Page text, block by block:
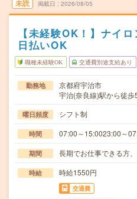
未読 掲載日 2026/08/05
【未経験OK！】ナイ
日払いOK
職種未経験OK 交通費別途支給あり
勤務地
京都府宇治市
宇治(奈良線)駅から徒歩
曜日頻度 シフト制
時間 07:00～15:0023:00～
期間 長期でお仕事できる方、
時給 時給1550円
交通費